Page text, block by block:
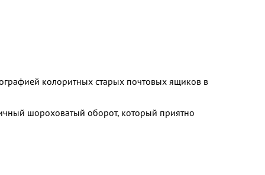
колоритных старых почтовых ящиков в
шороховатый оборот, который приятно